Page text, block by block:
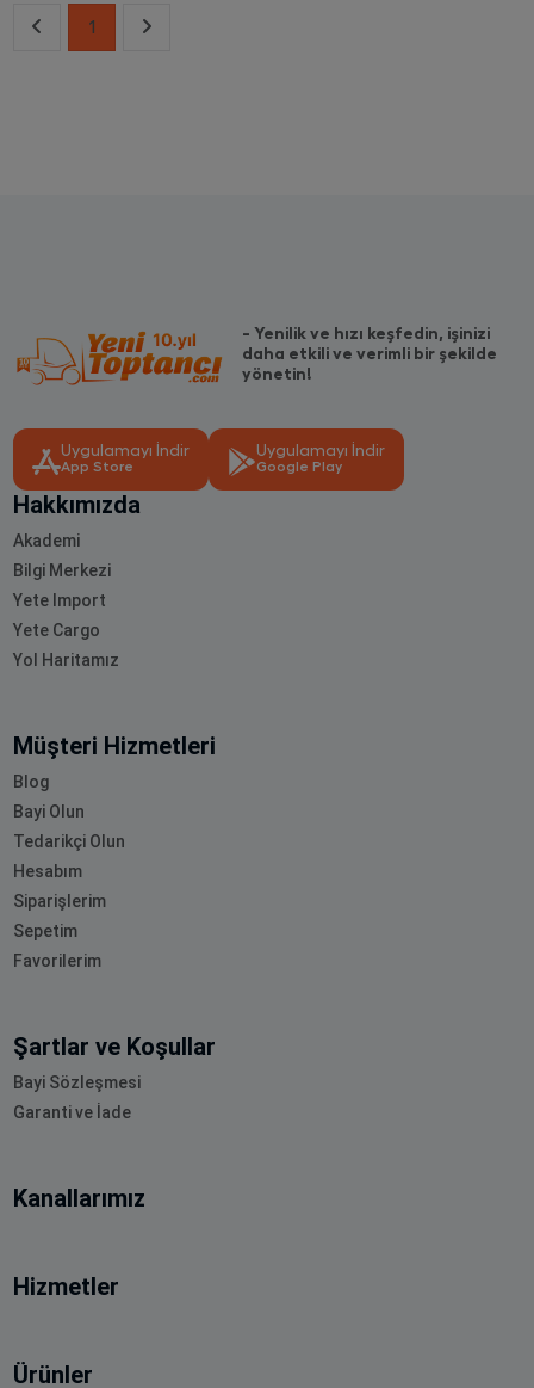
1
- Yenilik ve hızı keşfedin, işinizi
daha etkili ve verimli bir şekilde
yönetin!
Uygulamayı İndir
App Store
Uygulamayı İndir
Google Play
Hakkımızda
Akademi
Bilgi Merkezi
Yete Import
Yete Cargo
Yol Haritamız
Müşteri Hizmetleri
Blog
Bayi Olun
Tedarikçi Olun
Hesabım
Siparişlerim
Sepetim
Favorilerim
Şartlar ve Koşullar
Bayi Sözleşmesi
Garanti ve İade
Kanallarımız
Hizmetler
Ürünler